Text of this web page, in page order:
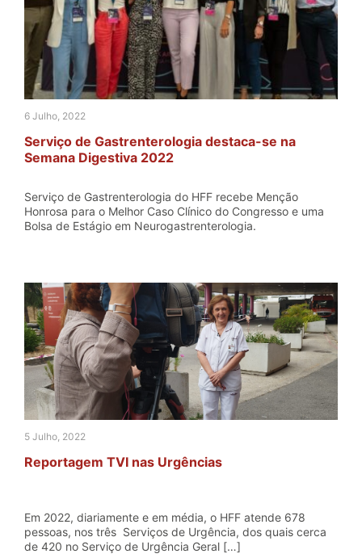
6 Julho, 2022
Serviço de Gastrenterologia destaca-se na
Semana Digestiva 2022
Serviço de Gastrenterologia do HFF recebe Menção
Honrosa para o Melhor Caso Clínico do Congresso e uma
Bolsa de Estágio em Neurogastrenterologia.
5 Julho, 2022
Reportagem TVI nas Urgências
Em 2022, diariamente e em média, o HFF atende 678
pessoas, nos três Serviços de Urgência, dos quais cerca
de 420 no Serviço de Urgência Geral […]